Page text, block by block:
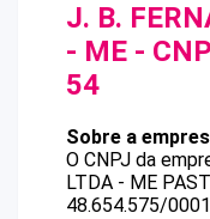
J. B.
- ME -
54
Sobre a
O CNPJ da
LTDA - ME
48.654.575/